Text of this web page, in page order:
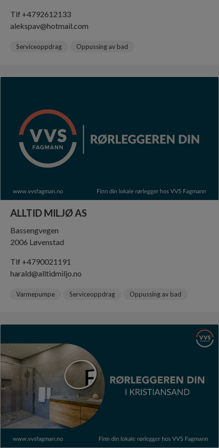
Tlf +4792612133
alekspav@hotmail.com
Oppussing av bad
Serviceoppdrag
ALLTID MILJØ AS
Bassengvegen
2006 Løvenstad
Tlf +4790021191
harald@alltidmiljo.no
Oppussing av bad
Serviceoppdrag
Varmepumpe